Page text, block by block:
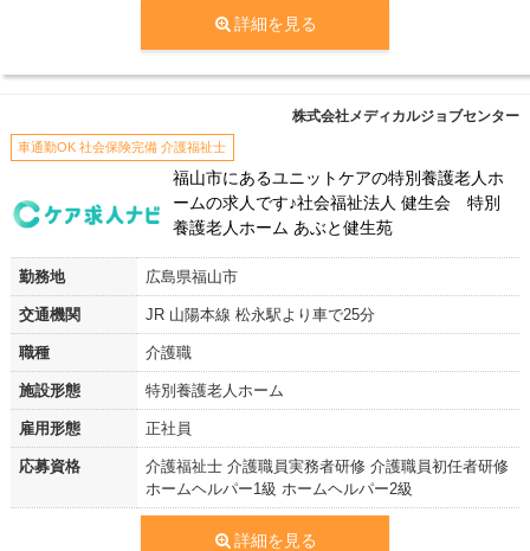
詳細を見る
株式会社メディカルジョブセンター
車通勤OK 社会保険完備 介護福祉士
福山市にあるユニットケアの特別養護老人ホ
ームの求人です♪社会福祉法人 健生会 特別
養護老人ホーム あぶと健生苑
勤務地 広島県福山市
交通機関 JR 山陽本線 松永駅より車で25分
職種 介護職
施設形態 特別養護老人ホーム
雇用形態 正社員
応募資格
介護福祉士 介護職員実務者研修 介護職員初任者研修
ホームヘルパー1級 ホームヘルパー2級
詳細を見る